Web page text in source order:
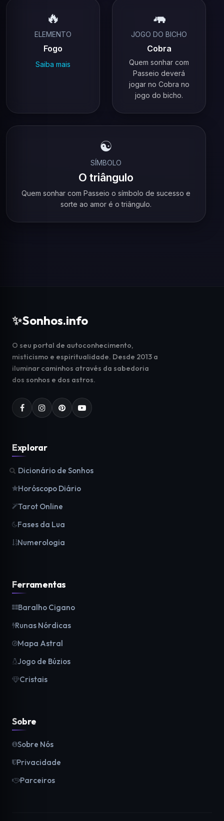
🔥
ELEMENTO
Fogo
Saiba mais
🦛
JOGO DO BICHO
Cobra
Quem sonhar com
Passeio deverá
jogar no Cobra no
jogo do bicho.
☯️
SÍMBOLO
O triângulo
Quem sonhar com Passeio o símbolo de sucesso e
sorte ao amor é o triângulo.
✨Sonhos.info
O seu portal de autoconhecimento,
misticismo e espiritualidade. Desde 2013 a
iluminar caminhos através da sabedoria
dos sonhos e dos astros.
Explorar
Dicionário de Sonhos
Horóscopo Diário
Tarot Online
Fases da Lua
Numerologia
Ferramentas
Baralho Cigano
Runas Nórdicas
Mapa Astral
Jogo de Búzios
Cristais
Sobre
Sobre Nós
Privacidade
Parceiros